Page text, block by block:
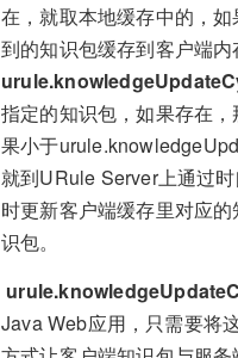
在，就取本地缓存中的，
到的知识包缓存到客户端
指定的知识包，如果存在
果小于
就到URule Server上通过
时更新客户端缓存里对应
识包。
Java Web应用，只需要将